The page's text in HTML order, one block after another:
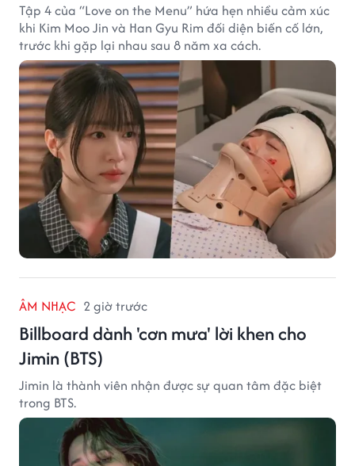
Tập 4 của “Love on the Menu” hứa hẹn nhiều cảm xúc
khi Kim Moo Jin và Han Gyu Rim đối diện biến cố lớn,
trước khi gặp lại nhau sau 8 năm xa cách.
ÂM NHẠC 2 giờ trước
Billboard dành 'cơn mưa' lời khen cho
Jimin (BTS)
Jimin là thành viên nhận được sự quan tâm đặc biệt
trong BTS.